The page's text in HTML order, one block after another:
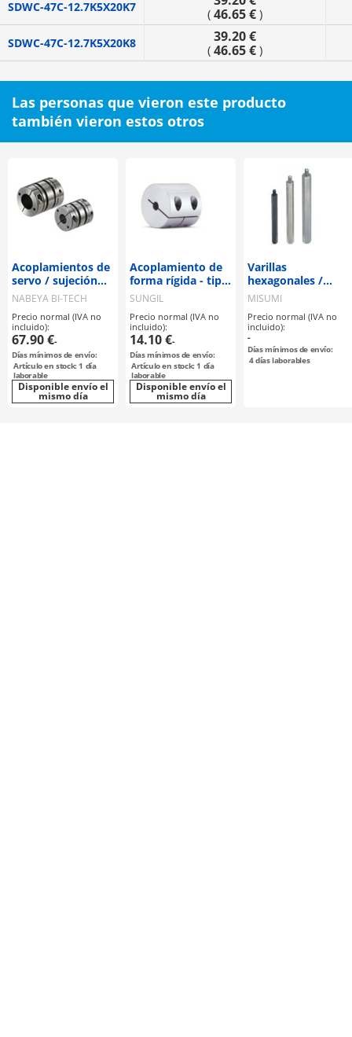
SDWC-47C-12.7K5X20K7 ( 46.65 € )
SDWC-47C-12.7K5X20K8 39.20 €
( 46.65 € )
Las personas que vieron este producto
también vieron estos otros
Acoplamientos de
servo / sujeción
por cubo / 2
discos: acero /
cuerpo: aluminio /
XBW / NBK
NABEYA BI-TECH
Precio normal (IVA no
incluido):
67.90 €-
Días mínimos de envío:
Artículo en stock: 1 día
laborable
Disponible envío el
mismo día
Acoplamiento de
forma rígida - tipo
de sujeción -
SUNGIL
Precio normal (IVA no
incluido):
14.10 €-
Días mínimos de envío:
Artículo en stock: 1 día
laborable
Disponible envío el
mismo día
Varillas
hexagonales /
acero inoxidable,
acero /
tratamiento
seleccionable /
rosca externa,
rosca interna
MISUMI
Precio normal (IVA no
incluido):
-
Días mínimos de envío:
4días laborables